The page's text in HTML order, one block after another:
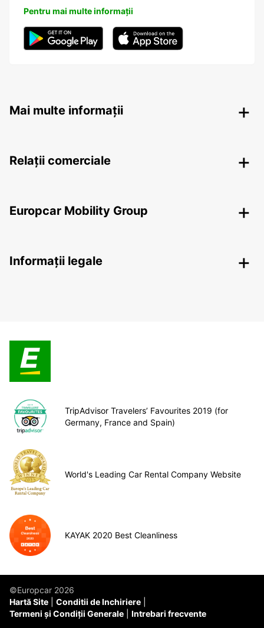
Pentru mai multe informații
Mai multe informații
Relații comerciale
Europcar Mobility Group
Informații legale
TripAdvisor Travelers’ Favourites 2019 (for
Germany, France and Spain)
World's Leading Car Rental Company Website
KAYAK 2020 Best Cleanliness
©Europcar 2026
Hartă Site
Conditii de Inchiriere
Termeni și Condiții Generale
Intrebari frecvente